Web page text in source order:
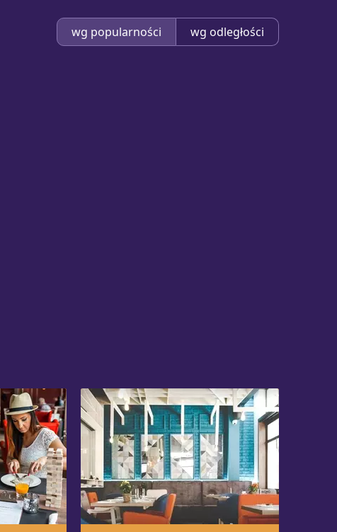
wg popularności wg odległości